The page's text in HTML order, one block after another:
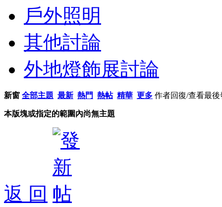
戶外照明
其他討論
外地燈飾展討論
新窗 全部主題 最新 熱門 熱帖 精華 更多 作者回復/查看最後
本版塊或指定的範圍內尚無主題
返 回